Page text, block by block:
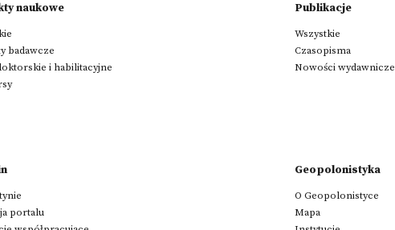
naukowe
badawcze
i habilitacyjne
Publikacje
Wszystkie
Czasopisma
Nowości wydawnicze
portalu
Geopolonistyka
O Geopolonistyce
Mapa